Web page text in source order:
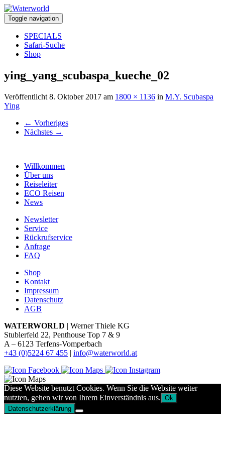
Toggle navigation
SPECIALS
Safari-Suche
Shop
ying_yang_scubaspa_kueche_02
Veröffentlicht 8. Oktober 2017 am 1800 × 1136 in M.Y. Scubaspa
Ying
← Vorheriges
Nächstes →
Willkommen
Über uns
Reiseleiter
ECO Reisen
News
Newsletter
Service
Rückrufservice
Anfrage
FAQ
Shop
Kontakt
Impressum
Datenschutz
AGB
WATERWORLD | Werner Thiele KG
Stublerfeld 22, Penthouse Top 7 & 9
A – 6123 Terfens-Vomperbach
+43 (0)5224 67 455 | info@waterworld.at
Diese Website benutzt Cookies. Wenn Sie die Website weiter
nutzten, gehen wir von Ihrem Einverständnis aus. Ok
Datenschutzerklärung